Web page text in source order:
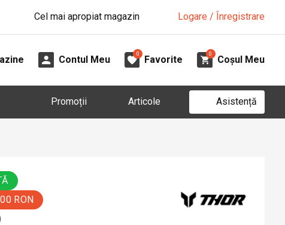
Cel mai apropiat magazin Logare / Înregistrare
Contul Meu
0
Favorite
0
Coșul Meu
Promoții Articole Asistență
RON